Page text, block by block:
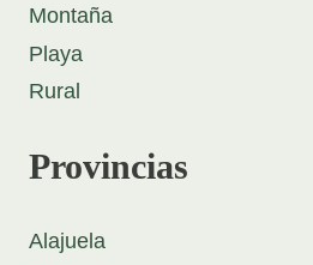
Montaña
Playa
Rural
Provincias
Alajuela